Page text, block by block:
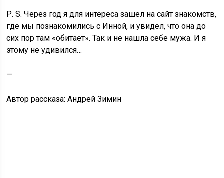
Р. S. Через год я для интереса зашел на сайт знакомств,
где мы познакомились с Инной, и увидел, что она до
сих пор там «обитает». Так и не нашла себе мужа. И я
этому не удивился…
—
Автор рассказа: Андрей Зимин